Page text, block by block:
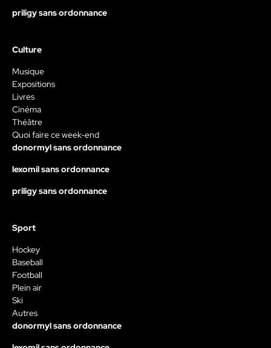
priligy sans ordonnance
Culture
Musique
Expositions
Livres
Cinéma
Théâtre
Quoi faire ce week-end
donormyl sans ordonnance
lexomil sans ordonnance
priligy sans ordonnance
Sport
Hockey
Baseball
Football
Plein air
Ski
Autres
donormyl sans ordonnance